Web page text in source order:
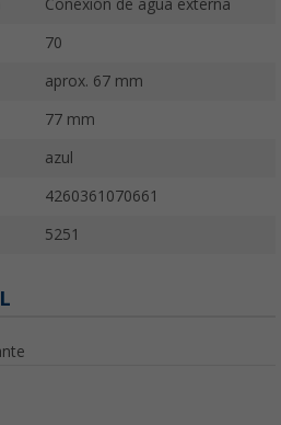
Conexión de agua externa
70
aprox. 67 mm
77 mm
azul
4260361070661
5251